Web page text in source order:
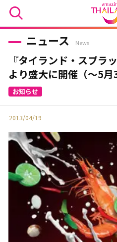
ニュース News
『タイランド・スプラ
より盛大に開催（～5月
2013/04/19